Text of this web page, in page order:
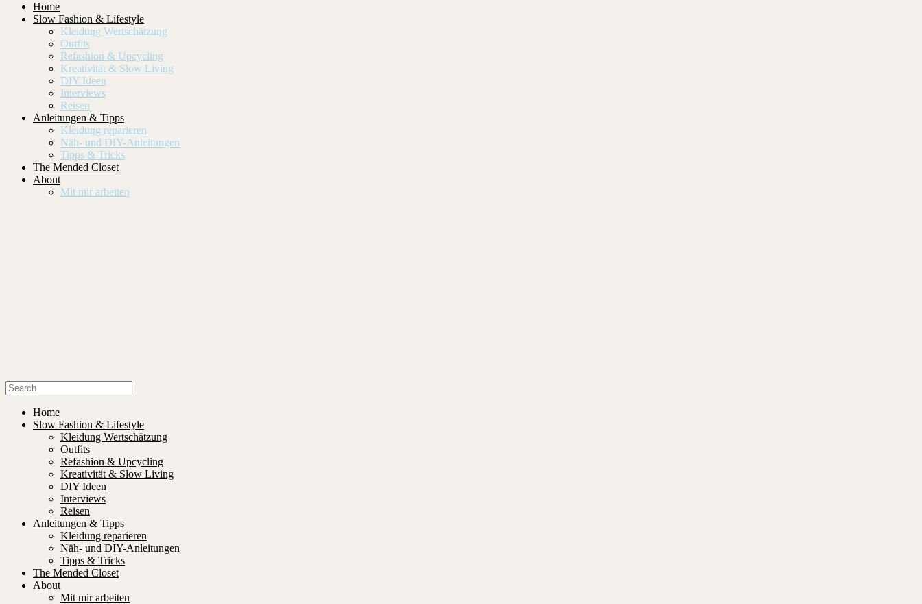
Home
Slow Fashion & Lifestyle
Kleidung Wertschätzung
Outfits
Refashion & Upcycling
Kreativität & Slow Living
DIY Ideen
Interviews
Reisen
Anleitungen & Tipps
Kleidung reparieren
Näh- und DIY-Anleitungen
Tipps & Tricks
The Mended Closet
About
Mit mir arbeiten
Home
Slow Fashion & Lifestyle
Kleidung Wertschätzung
Outfits
Refashion & Upcycling
Kreativität & Slow Living
DIY Ideen
Interviews
Reisen
Anleitungen & Tipps
Kleidung reparieren
Näh- und DIY-Anleitungen
Tipps & Tricks
The Mended Closet
About
Mit mir arbeiten